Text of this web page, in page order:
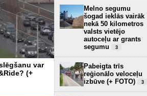
var
(+
Pabeigta trīs reģionālo
izbūve (+ FOTO)
3
Melno segumu
šogad ieklās vairāk
nekā 50 kilometros
valsts vietējo
autoceļu ar grants
segumu
3
Pabeigta trīs
reģionālo veloceļu
izbūve (+ FOTO)
3